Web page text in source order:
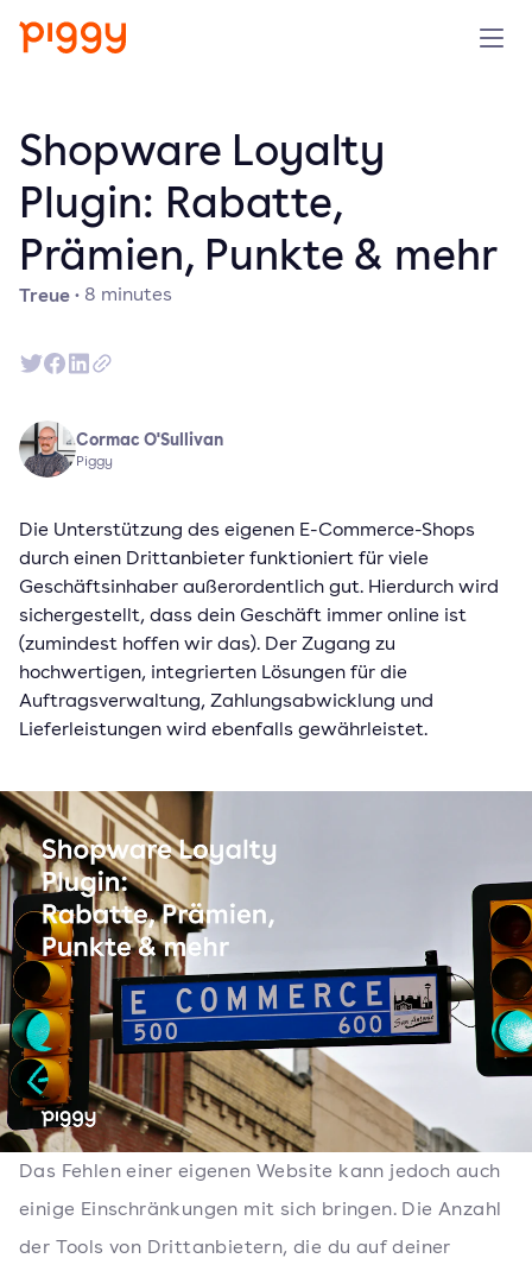
Plattform
Ressourcen
Unternehmen
Kostenlos testen
Treue· 8 minutes
Shopware Loyalty
Plugin: Rabatte,
Prämien, Punkte & mehr
Cormac O'Sullivan
Piggy
Die Unterstützung des eigenen E-Commerce-Shops
durch einen Drittanbieter funktioniert für viele
Geschäftsinhaber außerordentlich gut. Hierdurch wird
sichergestellt, dass dein Geschäft immer online ist
(zumindest hoffen wir das). Der Zugang zu
hochwertigen, integrierten Lösungen für die
Auftragsverwaltung, Zahlungsabwicklung und
Lieferleistungen wird ebenfalls gewährleistet.
Das Fehlen einer eigenen Website kann jedoch auch
einige Einschränkungen mit sich bringen. Die Anzahl
der Tools von Drittanbietern, die du auf deiner